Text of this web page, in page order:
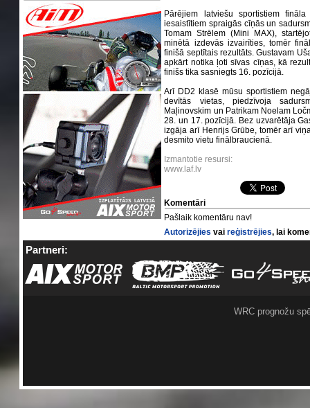
Pārējiem latviešu sportistiem
iesaistītiem spraigās cīņās un
Tomam Strēlem (Mini MAX),
minētā izdevās izvairīties, tomēr
finišā septītais rezultāts. Gustavam
apkārt notika ļoti sīvas cīņas, kā
finišs tika sasniegts 16. pozīcijā.
Arī DD2 klasē mūsu sportistiem
devītās vietas, piedzīvoja
Maļinovskim un Patrikam Noelam
28. un 17. pozīcijā. Bez uzvarētāja
izgāja arī Henrijs Grūbe, tomēr arī
desmito vietu finālbraucienā.
Izmantotie resursi:
www.laf.lv
Komentāri
Pašlaik komentāru nav!
Autorizējies vaireģistrējies, lai
Partneri:
WRC prognožu